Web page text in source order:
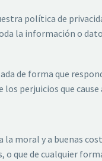
política de
la información o
de forma que
perjuicios que
moral y a buenas
que de cualquier